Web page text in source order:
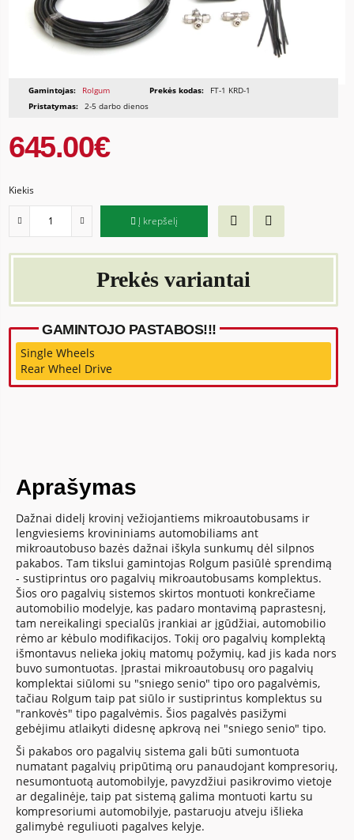
Gamintojas: Rolgum Prekės kodas:
FT-1 KRD-1
Pristatymas: 2-5 darbo dienos
645.00€
Kiekis
Į krepšelį
Prekės variantai
GAMINTOJO PASTABOS!!!
Single Wheels
Rear Wheel Drive
Aprašymas
Dažnai didelį krovinį vežiojantiems mikroautobusams ir
lengviesiems krovininiams automobiliams ant
mikroautobuso bazės dažnai iškyla sunkumų dėl silpnos
pakabos. Tam tikslui gamintojas Rolgum pasiūlė sprendimą
- sustiprintus oro pagalvių mikroautobusams komplektus.
Šios oro pagalvių sistemos skirtos montuoti konkrečiame
automobilio modelyje, kas padaro montavimą paprastesnį,
tam nereikalingi specialūs įrankiai ar įgūdžiai, automobilio
rėmo ar kėbulo modifikacijos. Tokiį oro pagalvių komplektą
išmontavus nelieka jokių matomų požymių, kad jis kada nors
buvo sumontuotas. Įprastai mikroautobusų oro pagalvių
komplektai siūlomi su "sniego senio" tipo oro pagalvėmis,
tačiau Rolgum taip pat siūlo ir sustiprintus komplektus su
"rankovės" tipo pagalvėmis. Šios pagalvės pasižymi
gebėjimu atlaikyti didesnę apkrovą nei "sniego senio" tipo.
Ši pakabos oro pagalvių sistema gali būti sumontuota
numatant pagalvių pripūtimą oru panaudojant kompresorių,
nesumontuotą automobilyje, pavyzdžiui pasikrovimo vietoje
ar degalinėje, taip pat sistemą galima montuoti kartu su
kompresoriumi automobilyje, pastaruoju atveju išlieka
galimybė reguliuoti pagalves kelyje.